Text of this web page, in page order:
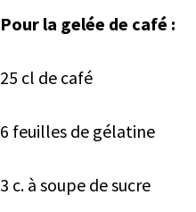
Pour la gelée de café :
25 cl de café
6 feuilles de gélatine
3 c. à soupe de sucre